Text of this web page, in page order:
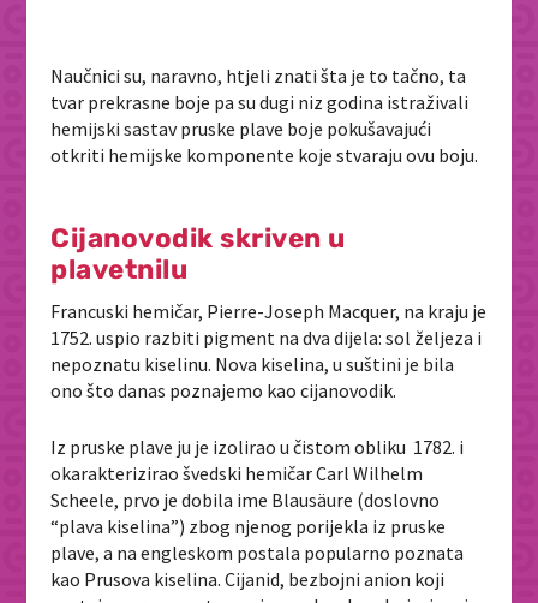
Naučnici su, naravno, htjeli znati šta je to tačno, ta
tvar prekrasne boje pa su dugi niz godina istraživali
hemijski sastav pruske plave boje pokušavajući
otkriti hemijske komponente koje stvaraju ovu boju.
Cijanovodik skriven u
plavetnilu
Francuski hemičar, Pierre-Joseph Macquer, na kraju je
1752. uspio razbiti pigment na dva dijela: sol željeza i
nepoznatu kiselinu. Nova kiselina, u suštini je bila
ono što danas poznajemo kao cijanovodik.
Iz pruske plave ju je izolirao u čistom obliku 1782. i
okarakterizirao švedski hemičar Carl Wilhelm
Scheele, prvo je dobila ime Blausäure (doslovno
“plava kiselina”) zbog njenog porijekla iz pruske
plave, a na engleskom postala popularno poznata
kao Prusova kiselina. Cijanid, bezbojni anion koji